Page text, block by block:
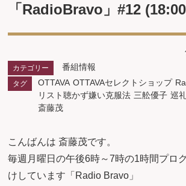
「RadioBravo」#12
カテゴリー 番組情報
タグ OTTAVA OTTAVAセレクトショップ
リスト聴かず嫌い克服法 三舩優子 巡
斎藤茂
こんばんは 斎藤茂です。
毎週月曜日の午後6時～7時の1時間プロ
けしています「Radio Bravo」